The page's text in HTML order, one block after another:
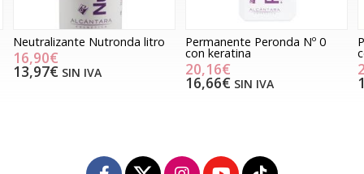
Neutralizante Nutronda litro
16,90€
13,97€ SIN IVA
Permanente Peronda Nº 0
con keratina
20,16€
16,66€ SIN IVA